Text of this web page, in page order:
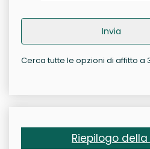
Invia
Cerca tutte le opzioni di affitto a
Riepilogo